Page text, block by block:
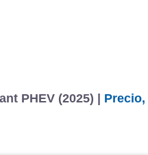
PHEV (2025) |